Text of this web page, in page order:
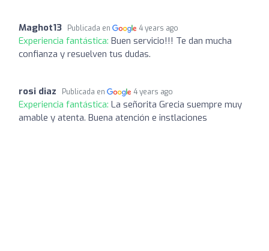
Maghot13 Publicada en 4 years ago
Experiencia fantástica: Buen servicio!!! Te dan mucha
confianza y resuelven tus dudas.
rosi diaz Publicada en 4 years ago
Experiencia fantástica: La señorita Grecia suempre muy
amable y atenta. Buena atención e instlaciones